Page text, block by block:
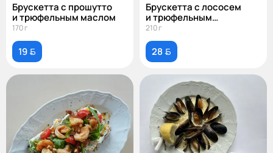
Брускетта с прошутто
и трюфельным маслом
170 г
19 
Брускетта с лососем
и трюфельным
сливочным сыром
210 г
28 